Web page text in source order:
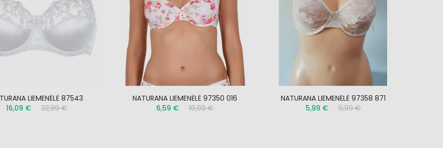
LIEMENĖLĖ 87543
16,09 €
22,99 €
NATURANA LIEMENĖLĖ 97350 016
6,59 €
10,99 €
NATURANA LIEMENĖLĖ 97358 871
5,99 €
9,99 €